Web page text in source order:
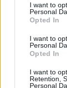
I want to
Personal
Opted In
I want to
Personal
Opted In
I want to
Retention,
Personal
GAZDASÁG
A rövid távú
célok
Megfelelő